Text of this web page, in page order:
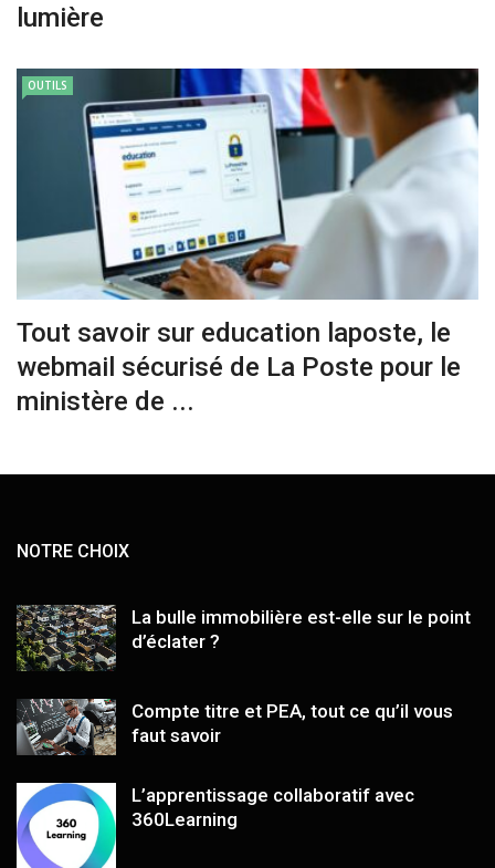
lumière
OUTILS
Tout savoir sur education laposte, le
webmail sécurisé de La Poste pour le
ministère de ...
NOTRE CHOIX
La bulle immobilière est-elle sur le point
d’éclater ?
Compte titre et PEA, tout ce qu’il vous
faut savoir
L’apprentissage collaboratif avec
360Learning